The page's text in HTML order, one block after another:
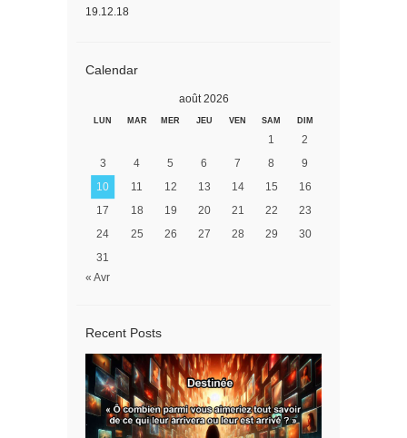
19.12.18
Calendar
août 2026
LUN MAR MER JEU VEN SAM DIM
1
2
3
4 5 6 7 8
9
10
11 12 13 14 15
16
17
18 19 20 21 22
23
24
25 26 27 28 29
30
31
« Avr
Recent Posts